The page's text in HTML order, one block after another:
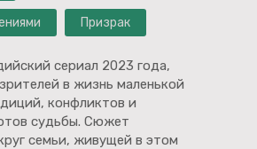
Призрак
сериал 2023 года,
в жизнь маленькой
конфликтов и
судьбы. Сюжет
семьи, живущей в этом